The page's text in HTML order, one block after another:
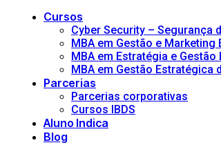
Cursos
Cyber Security – Segurança
MBA em Gestão e Marketing
MBA em Estratégia e Gestão
MBA em Gestão Estratégica
Parcerias
Parcerias corporativas
Cursos IBDS
Aluno Indica
Blog